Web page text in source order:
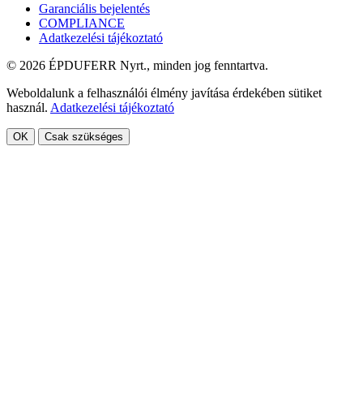
Garanciális bejelentés
COMPLIANCE
Adatkezelési tájékoztató
© 2026 ÉPDUFERR Nyrt., minden jog fenntartva.
Weboldalunk a felhasználói élmény javítása érdekében sütiket
használ. Adatkezelési tájékoztató
OK Csak szükséges